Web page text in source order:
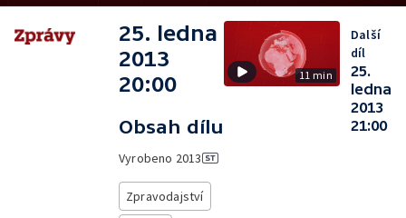
25. ledna
2013
20:00
Obsah dílu
Vyrobeno 2013
Zpravodajství
11 min
Další
díl
25.
ledna
2013
21:00